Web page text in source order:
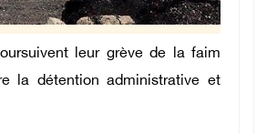
leur grève de la faim
la détention administrative et